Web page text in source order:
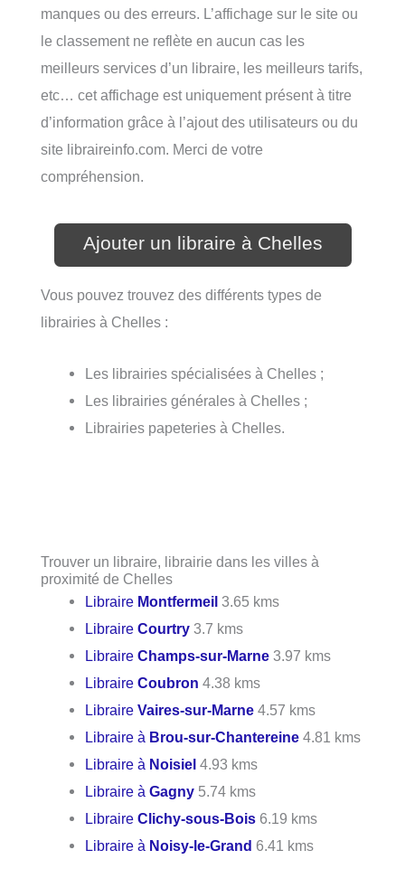
manques ou des erreurs. L’affichage sur le site ou
le classement ne reflète en aucun cas les
meilleurs services d’un libraire, les meilleurs tarifs,
etc… cet affichage est uniquement présent à titre
d’information grâce à l’ajout des utilisateurs ou du
site libraireinfo.com. Merci de votre
compréhension.
Ajouter un libraire à Chelles
Vous pouvez trouvez des différents types de
librairies à Chelles :
Les librairies spécialisées à Chelles ;
Les librairies générales à Chelles ;
Librairies papeteries à Chelles.
Trouver un libraire, librairie dans les villes à
proximité de Chelles
Libraire Montfermeil 3.65 kms
LibraireCourtry 3.7 kms
LibraireChamps-sur-Marne 3.97 kms
LibraireCoubron 4.38 kms
LibraireVaires-sur-Marne 4.57 kms
Libraire à Brou-sur-Chantereine 4.81 kms
Libraire à Noisiel 4.93 kms
Libraire àGagny 5.74 kms
LibraireClichy-sous-Bois 6.19 kms
Libraire à Noisy-le-Grand 6.41 kms